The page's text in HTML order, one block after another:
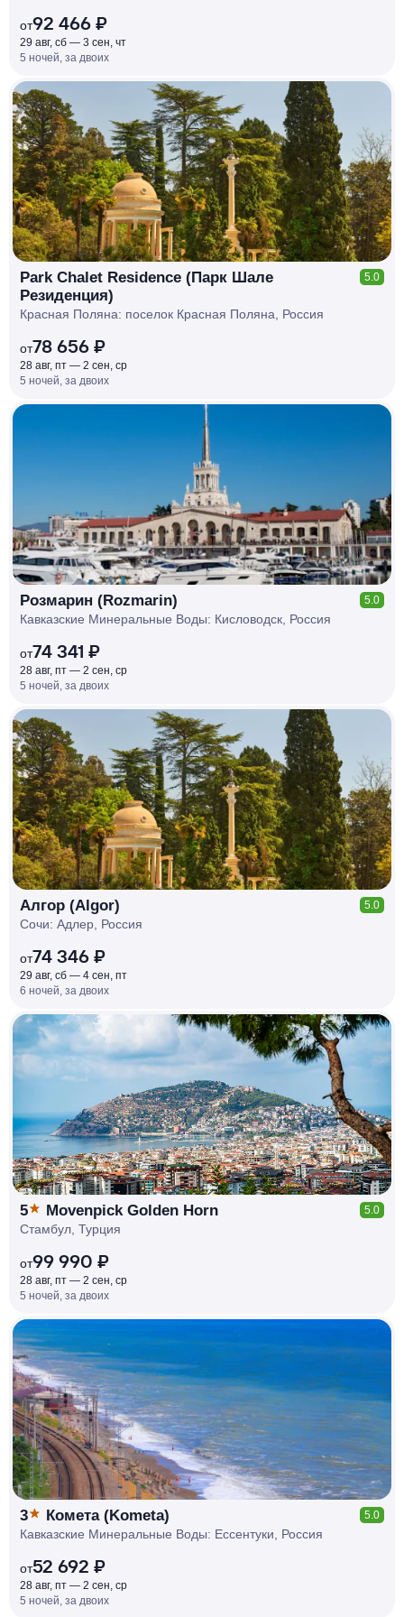
от92 466 ₽
29 авг, сб — 3 сен, чт
5 ночей, за двоих
КЕШБЭК
РУБЛЯ
МИ
Д
О 7
%
Park Chalet Residence (Парк Шале
Резиденция)
5.0
Красная Поляна: поселок Красная Поляна, Россия
от78 656 ₽
28 авг, пт — 2 сен, ср
5 ночей, за двоих
РУБЛЯ
МИ
Д
О 7
Розмарин (Rozmarin) 5.0
Кавказские Минеральные Воды: Кисловодск, Россия
от74 341 ₽
28 авг, пт — 2 сен, ср
5 ночей, за двоих
КЕШБЭК
РУБЛЯ
МИ
Д
О 7
%
Алгор (Algor) 5.0
Сочи: Адлер, Россия
от74 346 ₽
29 авг, сб — 4 сен, пт
6 ночей, за двоих
КЕШБЭК
РУБЛЯ
МИ
Д
О 7
%
5 Movenpick Golden Horn 5.0
Стамбул, Турция
от99 990 ₽
28 авг, пт — 2 сен, ср
5 ночей, за двоих
КЕШБЭК
РУБЛЯ
МИ
Д
О 7
%
3 Комета (Kometa) 5.0
Кавказские Минеральные Воды: Ессентуки, Россия
от52 692 ₽
28 авг, пт — 2 сен, ср
5 ночей, за двоих